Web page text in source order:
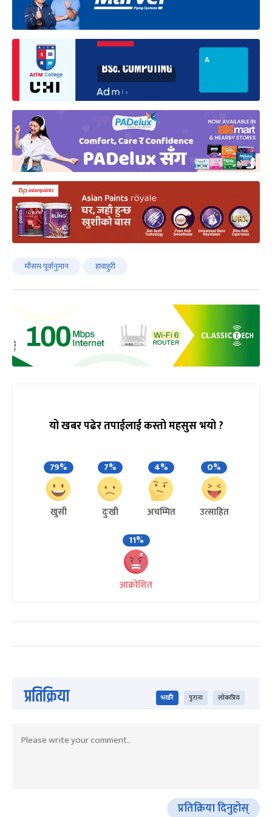
मौसम पूर्वानुमान हावाहुरी
यो खबर पढेर तपाईलाई कस्तो महसुस भयो ?
79%
खुसी
7%
दुःखी
4%
अचम्मित
0%
उत्साहित
11%
आक्रोशित
प्रतिक्रिया भर्खरै पुराना लोकप्रिय
प्रतिक्रिया दिनुहोस्